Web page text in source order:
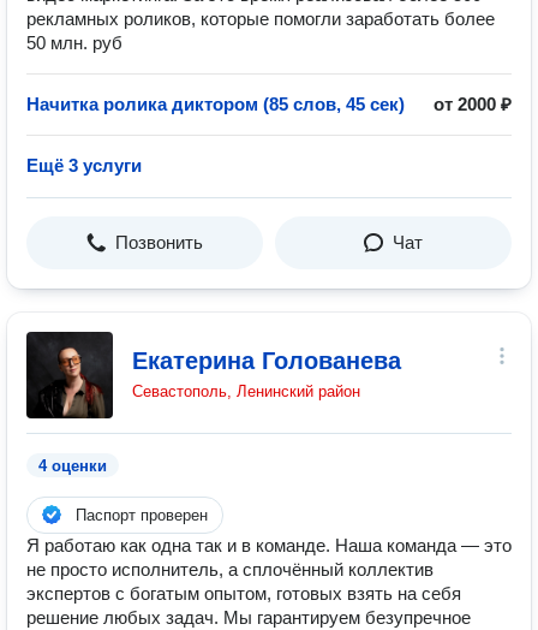
рекламных роликов, которые помогли заработать более
50 млн. руб
Начитка ролика диктором (85 слов, 45 сек) от 2000 ₽
Ещё 3 услуги
Позвонить Чат
Екатерина Голованева
Севастополь, Ленинский район
4 оценки
Паспорт проверен
Я работаю как одна так и в команде. Наша команда — это
не просто исполнитель, а сплочённый коллектив
экспертов с богатым опытом, готовых взять на себя
решение любых задач. Мы гарантируем безупречное